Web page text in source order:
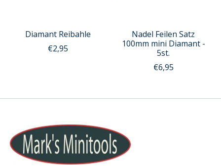
Diamant Reibahle
€2,95
Nadel Feilen Satz
100mm mini Diamant -
5st.
€6,95